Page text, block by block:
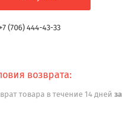
(706) 444-43-33
товара в течение 14 дней